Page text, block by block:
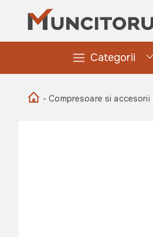
Categorii
- Compresoare si accesorii